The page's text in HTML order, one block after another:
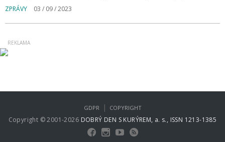
ZPRÁVY 03 / 09 / 2023
Copyright © 2001-2026 DOBRÝ DEN S KURÝREM, a. s., ISSN 1213-1385
GDPR | COPYRIGHT